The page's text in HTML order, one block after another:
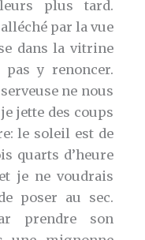
plus tard.
par la vue
dans la vitrine
y renoncer.
ne nous
jette des coups
le soleil est de
quarts d’heure
je ne voudrais
poser au sec.
prendre son